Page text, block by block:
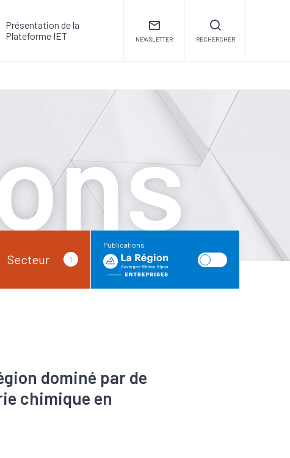
Présentation de la
Plateforme IET
NEWSLETTER RECHERCHER
Secteur 1
Publications
dominé par de
chimique en